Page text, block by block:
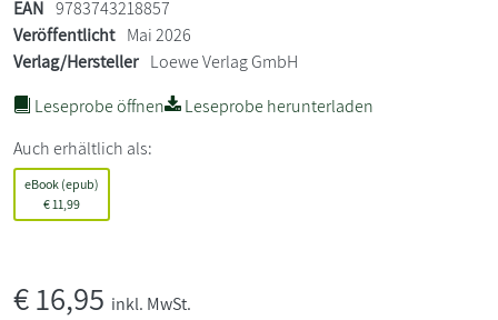
EAN 9783743218857
Veröffentlicht Mai 2026
Verlag/Hersteller Loewe Verlag GmbH
Leseprobe öffnen
Leseprobe herunterladen
Auch erhältlich als:
eBook (epub)
€ 11,99
€16,95 inkl. MwSt.